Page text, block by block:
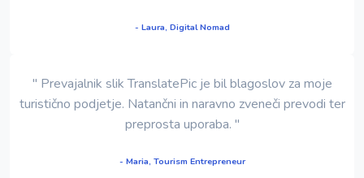
- Laura, Digital Nomad
" Prevajalnik slik TranslatePic je bil blagoslov za moje
turistično podjetje. Natančni in naravno zveneči prevodi ter
preprosta uporaba. "
- Maria, Tourism Entrepreneur